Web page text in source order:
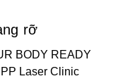
rỡ
BODY READY
Laser Clinic